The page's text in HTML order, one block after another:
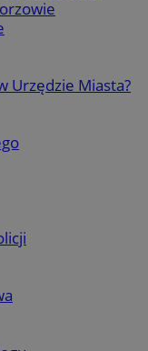
Urzędzie Miasta?